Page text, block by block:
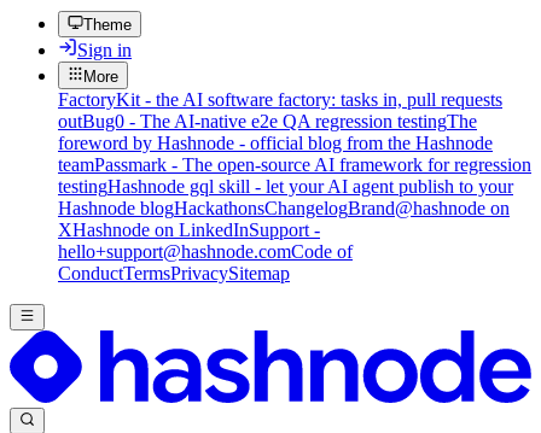
Theme
Sign in
More
FactoryKit - the AI software factory: tasks in, pull requests
outBug0 - The AI-native e2e QA regression testingThe
foreword by Hashnode - official blog from the Hashnode
teamPassmark - The open-source AI framework for regression
testingHashnode gql skill - let your AI agent publish to your
Hashnode blogHackathonsChangelogBrand@hashnode on
XHashnode on LinkedInSupport -
hello+support@hashnode.comCode of
ConductTermsPrivacySitemap